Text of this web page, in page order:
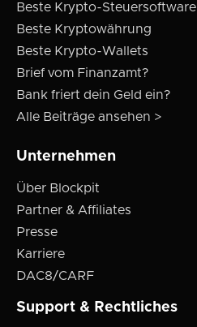
Beste Krypto-Steuersoftware
Beste Kryptowährung
Beste Krypto-Wallets
Brief vom Finanzamt?
Bank friert dein Geld ein?
Alle Beiträge ansehen >
Unternehmen
Über Blockpit
Partner & Affiliates
Presse
Karriere
DAC8/CARF
Support & Rechtliches